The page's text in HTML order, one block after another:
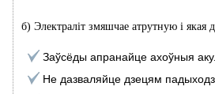
б) Электраліт змяшчае атрутную і якая
Заўсёды апранайце ахоўныя
Не дазваляйце дзецям